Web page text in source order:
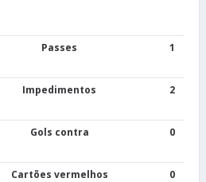
Passes 1
Impedimentos 2
Gols contra 0
Cartões vermelhos 0